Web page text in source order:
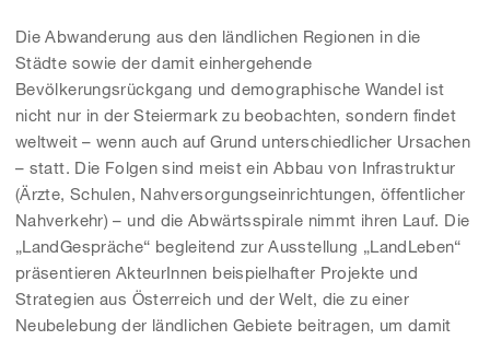
Die Abwanderung aus den ländlichen Regionen in die
Städte sowie der damit einhergehende
Bevölkerungsrückgang und demographische Wandel ist
nicht nur in der Steiermark zu beobachten, sondern findet
weltweit – wenn auch auf Grund unterschiedlicher Ursachen
– statt. Die Folgen sind meist ein Abbau von Infrastruktur
(Ärzte, Schulen, Nahversorgungseinrichtungen, öffentlicher
Nahverkehr) – und die Abwärtsspirale nimmt ihren Lauf. Die
„LandGespräche“ begleitend zur Ausstellung „LandLeben“
präsentieren AkteurInnen beispielhafter Projekte und
Strategien aus Österreich und der Welt, die zu einer
Neubelebung der ländlichen Gebiete beitragen, um damit